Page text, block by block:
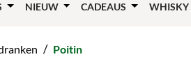
NIEUW CADEAUS WHISKY
/ Poitin